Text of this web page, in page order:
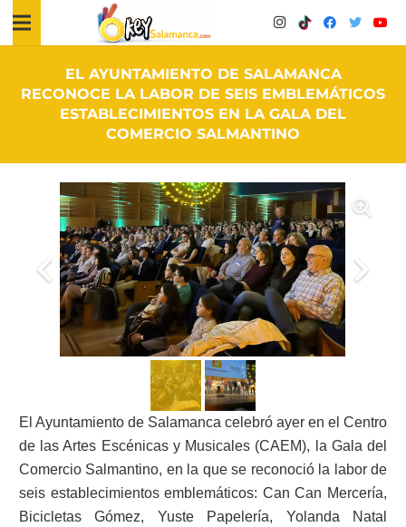
EL AYUNTAMIENTO DE SALAMANCA
RECONOCE LA LABOR DE SEIS EMBLEMÁTICOS
ESTABLECIMIENTOS EN LA GALA DEL
COMERCIO SALMANTINO
El Ayuntamiento de Salamanca celebró ayer en el Centro
de las Artes Escénicas y Musicales (CAEM), la Gala del
Comercio Salmantino, en la que se reconoció la labor de
seis establecimientos emblemáticos: Can Can Mercería,
Bicicletas Gómez, Yuste Papelería, Yolanda Natal